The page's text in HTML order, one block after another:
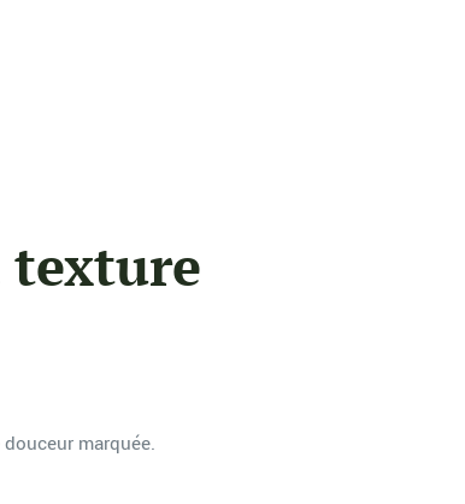
marquée.